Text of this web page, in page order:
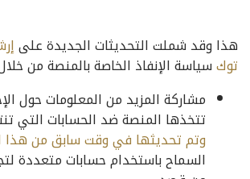
هذا وقد شملت التحديثات الجديدة على
توكسياسة الإنفاذ الخاصة بالمنصة من
مشاركة المزيد من المعلومات حول
تتخذها المنصة ضد الحسابات التي
وتم تحديثها في وقت سابق من هذا
السماح باستخدام حسابات متعددة